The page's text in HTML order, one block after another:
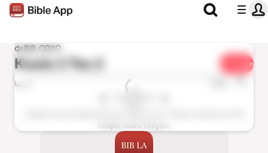
BIB ODYO
Koute 2 Tes 2 Pataje
0:00 1x
chapit oswa vèsyon.